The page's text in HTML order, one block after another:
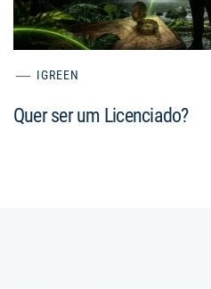
IGREEN
Quer ser um Licenciado?